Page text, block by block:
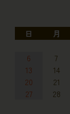
日
月
6
7
13
14
20
21
27
28